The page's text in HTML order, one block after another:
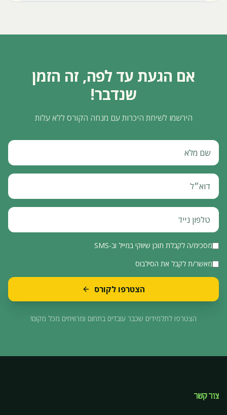
אם הגעת עד לפה, זה הזמן
שנדבר!
הירשמו לשיחת היכרות עם מנחה הקורס ללא עלות
מסכימ/ה לקבלת תוכן שיווקי במייל וב-SMS
מאשר/ת לקבל את הסילבוס
הצטרפו לקורס
הצטרפו לתלמידים שכבר עובדים בתחום ומרוויחים מכל מקום!
צור קשר